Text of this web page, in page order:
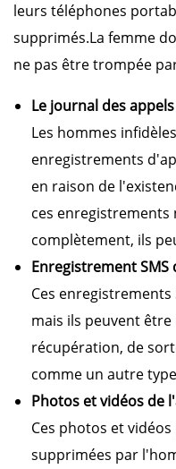
leurs téléphones
supprimés.La femme
ne pas être trompée
Le journal des
Les hommes
enregistrements
en raison de
ces
complètement, ils
Enregistrement
Ces
mais ils peuvent
récupération, de
comme un autre
Photos et vidéos de
Ces photos et
supprimées par